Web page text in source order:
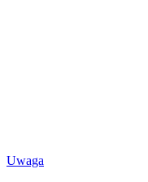
Uwaga